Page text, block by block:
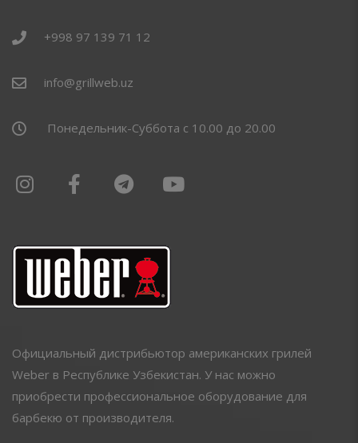
+998 97 139 71 12
info@grillweb.uz
Понедельник-Суббота с 10.00 до 20.00
Официальный дистрибьютор американских грилей
Weber в Республике Узбекистан. У нас можно
приобрести профессиональное оборудование для
барбекю от производителя.